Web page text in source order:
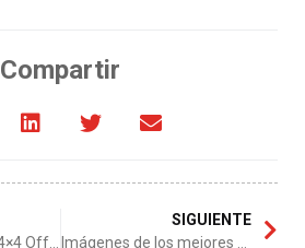
Compartir
SIGUIENTE